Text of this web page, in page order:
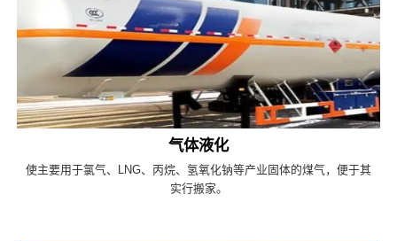
气体液化
使主要用于氯气、LNG、丙烷、氢氧化钠等产业固体的煤气，便于其
实行搬家。